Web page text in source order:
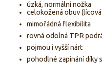
úzká, normální nožka
celokožená obuv
mimořádná flexibilita
rovná odolná TPR
pojmou i vyšší nárt
pohodlné zapínání díky